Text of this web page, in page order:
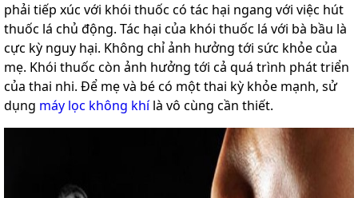
Liên
hệ
phải tiếp xúc với khói thuốc có tác hại ngang với việc hút
thuốc lá chủ động. Tác hại của khói thuốc lá với bà bầu là
cực kỳ nguy hại. Không chỉ ảnh hưởng tới sức khỏe của
mẹ. Khói thuốc còn ảnh hưởng tới cả quá trình phát triển
của thai nhi. Để mẹ và bé có một thai kỳ khỏe mạnh, sử
dụng máy lọc không khílà vô cùng cần thiết.